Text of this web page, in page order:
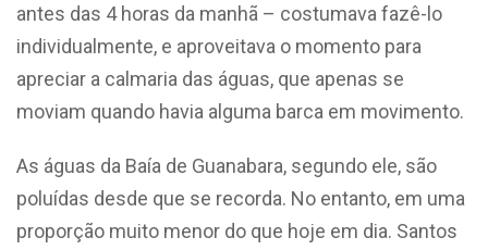
antes das 4 horas da manhã – costumava fazê-lo
individualmente, e aproveitava o momento para
apreciar a calmaria das águas, que apenas se
moviam quando havia alguma barca em movimento.
As águas da Baía de Guanabara, segundo ele, são
poluídas desde que se recorda. No entanto, em uma
proporção muito menor do que hoje em dia. Santos